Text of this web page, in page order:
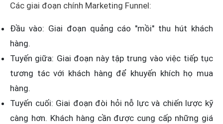
Các giai đoạn chính Marketing Funnel:
Đầu vào: Giai đoạn quảng cáo "mồi" thu hút khách
hàng.
Tuyến giữa: Giai đoạn này tập trung vào việc tiếp tục
tương tác với khách hàng để khuyến khích họ mua
hàng.
Tuyến cuối: Giai đoạn đòi hỏi nỗ lực và chiến lược kỹ
càng hơn. Khách hàng cần được cung cấp những giá